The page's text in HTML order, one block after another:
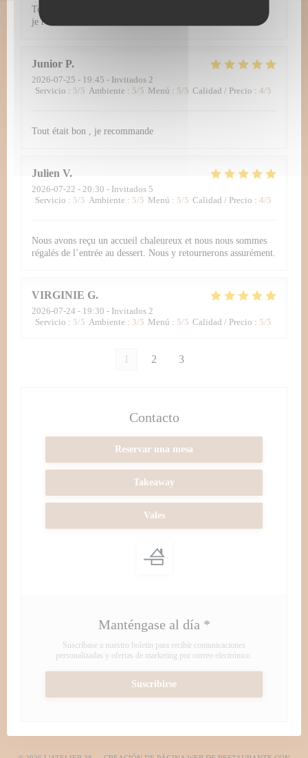
Tout simplement délicieux ! Et un formidable accueil aussi -
je recommande 👍
Junior P
2026-07-25 - 19:45 - Invitados 2
Servicio : 5/5 Ambiente : 5/5 Menú : 5/5 Calidad / Precio : 4/5
Tout était bon , je recommande
Julien V
2026-07-22 - 20:30 - Invitados 5
Servicio : 5/5 Ambiente : 5/5 Menú : 5/5 Calidad / Precio : 4/5
Nous avons reçu un accueil chaleureux et nous nous sommes
régalés de l’entrée au dessert. Nous y retournerons assurément.
VIRGINIE G
2026-07-24 - 19:30 - Invitados 2
Servicio : 5/5 Ambiente : 3/5 Menú : 5/5 Calidad / Precio : 5/5
1 2 3
Contacto
Reservar una mesa
Takeaway
Vales
Manténgase al día *
Suscríbase a nuestro boletín para recibir comunicaciones
personalizadas y ofertas de marketing por correo electrónico.
Suscribirse